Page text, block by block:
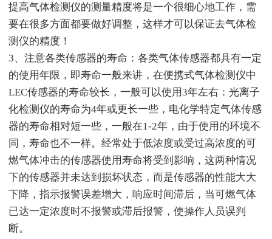
提高气体检测仪的测量精度将是一个很细心地工作，需
要在很多方面都要做好调整，这样才可以保证去气体检
测仪的精度！
3、注意各类传感器的寿命：各类气体传感器都具有一定
的使用年限，即寿命一般来讲，在便携式气体检测仪中
LEC传感器的寿命较长，一般可以使用3年左右：光离子
化检测仪的寿命为4年或更长一些，电化学特定气体传感
器的寿命相对短一些，一般在1-2年，由于使用的环境不
同，寿命也不一样。经常处于低浓度或受过高浓度的可
燃气体冲击的传感器使用寿命将受到影响，这两种情况
下的传感器并未达到损坏状态，而是传感器的性能大大
下降，指示报警误差增大，响应时间滞后，当可燃气体
已达一定浓度时不报警或滞后报警，使操作人员误判
断。